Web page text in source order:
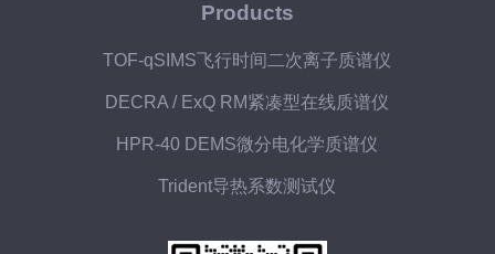
Products
TOF-qSIMS飞行时间二次离子质谱仪
DECRA / ExQ RM紧凑型在线质谱仪
HPR-40 DEMS微分电化学质谱仪
Trident导热系数测试仪